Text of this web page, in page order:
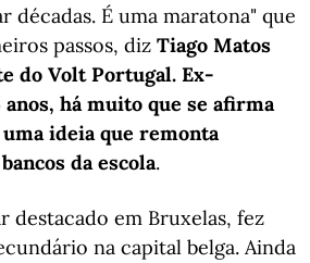
décadas. É uma maratona" que
passos, diz Tiago Matos
do Volt Portugal. Ex-
há muito que se afirma
ideia que remonta
da escola.
destacado em Bruxelas, fez
na capital belga. Ainda